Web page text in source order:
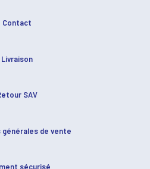
Contact
Livraison
SAV
générales de vente
sécurisé